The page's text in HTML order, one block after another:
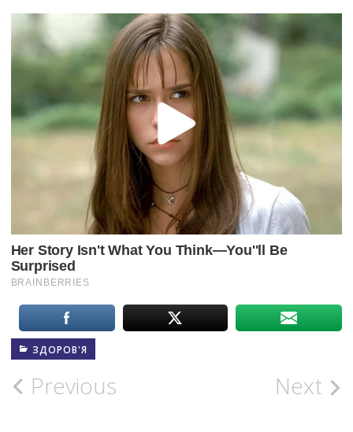
ЗДОРОВ'Я
Post
Previous Next